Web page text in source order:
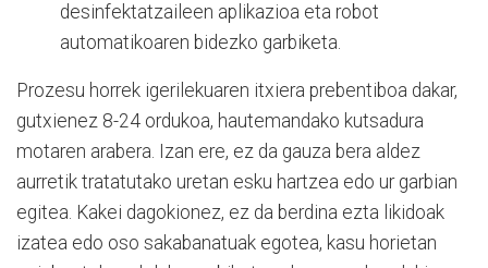
desinfektatzaileen aplikazioa eta robot
automatikoaren bidezko garbiketa.
Prozesu horrek igerilekuaren itxiera prebentiboa dakar,
gutxienez 8-24 ordukoa, hautemandako kutsadura
motaren arabera. Izan ere, ez da gauza bera aldez
aurretik tratatutako uretan esku hartzea edo ur garbian
egitea. Kakei dagokionez, ez da berdina ezta likidoak
izatea edo oso sakabanatuak egotea, kasu horietan